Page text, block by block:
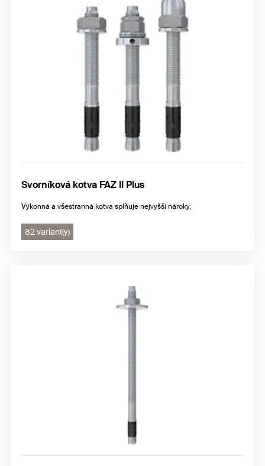
Svorníková kotva FAZ II Plus
Výkonná a všestranná kotva splňuje nejvyšší nároky.
82 variant(y)